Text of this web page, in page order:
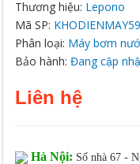
Thương hiệu: Lepono
Mã SP:
Phân loại: Máy bơm
Bảo hành:Đang cập
Liên hệ
Hà Nội: Số nhà 67 -